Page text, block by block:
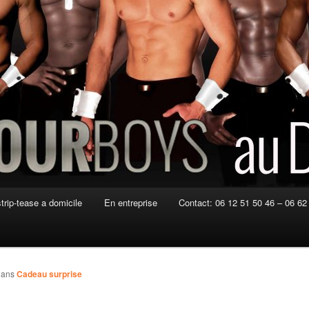
tease a domicile En entreprise Contact: 06 12 51 50 46 – 06
Cadeau surprise